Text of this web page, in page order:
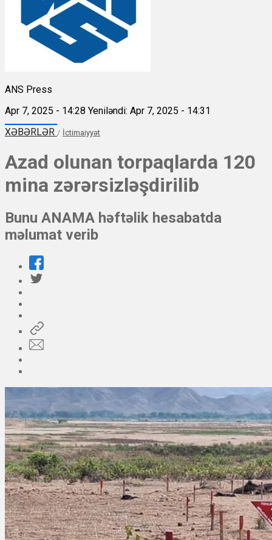
ANS Press
Apr 7, 2025 - 14:28 Yeniləndi: Apr 7, 2025 - 14:31
XƏBƏRLƏR / İctimaiyyət
Azad olunan torpaqlarda 120
mina zərərsizləşdirilib
Bunu ANAMA həftəlik hesabatda
məlumat verib